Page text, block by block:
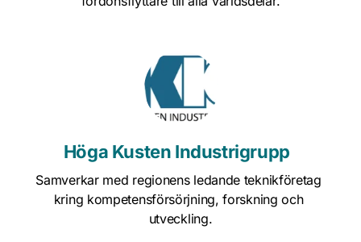
Höga Kusten Industrigrupp
Samverkar med regionens ledande teknikföretag
kring kompetensförsörjning, forskning och
utveckling.